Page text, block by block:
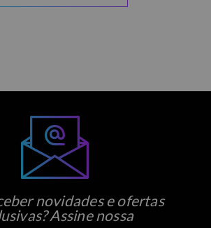
novidades e ofertas
Assine nossa